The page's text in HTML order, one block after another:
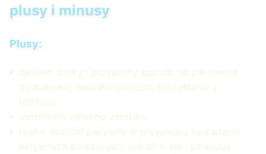
plusy i minusy
Plusy:
całkiem dobry i przyjemny sposób na zarobienie
dodatkowej gotówki podczas korzystania z
telefonu,
możliwość łatwego zarobku,
realny dochód pasywny w przypadku posiadania
aktywnych poleconych, niektóre apki zarabiają